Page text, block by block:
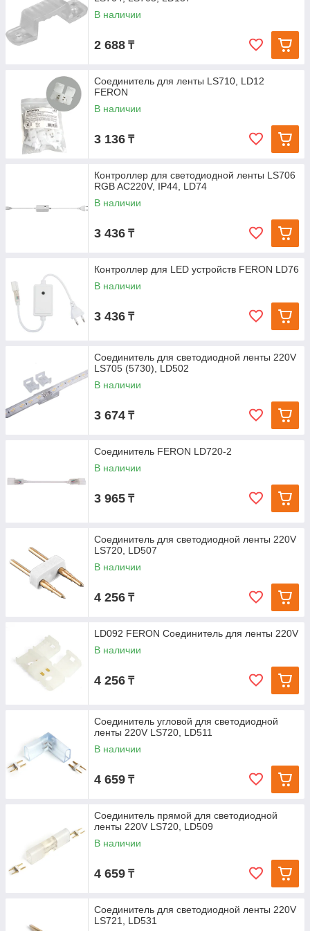
В наличии
2 688 ₸
Соединитель для ленты LS710, LD12
FERON
В наличии
3 136 ₸
Контроллер для светодиодной ленты LS706
RGB AC220V, IP44, LD74
В наличии
3 436 ₸
Контроллер для LED устройств FERON LD76
В наличии
3 436 ₸
Соединитель для светодиодной ленты 220V
LS705 (5730), LD502
В наличии
3 674 ₸
Соединитель FERON LD720-2
В наличии
3 965 ₸
Соединитель для светодиодной ленты 220V
LS720, LD507
В наличии
4 256 ₸
LD092 FERON Соединитель для ленты 220V
В наличии
4 256 ₸
Соединитель угловой для светодиодной
ленты 220V LS720, LD511
В наличии
4 659 ₸
Соединитель прямой для светодиодной
ленты 220V LS720, LD509
В наличии
4 659 ₸
Соединитель для светодиодной ленты 220V
LS721, LD531